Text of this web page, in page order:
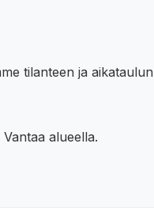
tilanteen ja
alueella.